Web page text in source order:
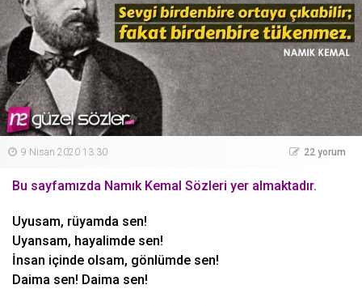
9 Nisan 2020 13:30 22 yorum
Bu sayfamızda Namık Kemal Sözleri yer almaktadır.
Uyusam, rüyamda sen!
Uyansam, hayalimde sen!
İnsan içinde olsam, gönlümde sen!
Daima sen! Daima sen!